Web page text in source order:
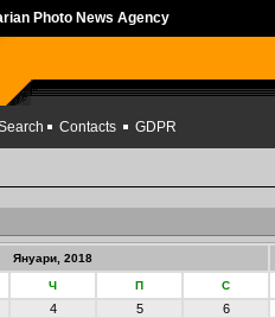
Photo News Agency
Contacts GDPR
Януари, 2018
Ч П С
4 5 6